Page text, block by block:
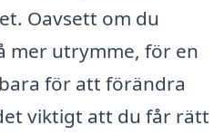
Oavsett om du
mer utrymme, för en
för att förändra
viktigt att du får rätt